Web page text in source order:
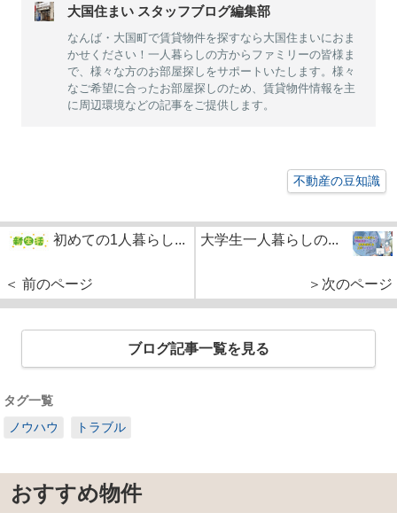
大国住まい スタッフブログ編集部
なんば・大国町で賃貸物件を探すなら大国住まいにおま
かせください！一人暮らしの方からファミリーの皆様ま
で、様々な方のお部屋探しをサポートいたします。様々
なご希望に合ったお部屋探しのため、賃貸物件情報を主
に周辺環境などの記事をご提供します。
不動産の豆知識
初めての1人暮らし...
＜ 前のページ
大学生一人暮らしの...
＞次のページ
ブログ記事一覧を見る
タグ一覧
ノウハウ
トラブル
おすすめ物件